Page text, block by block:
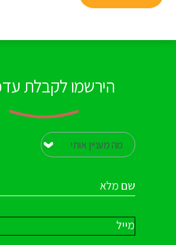
הירשמו לקבלת